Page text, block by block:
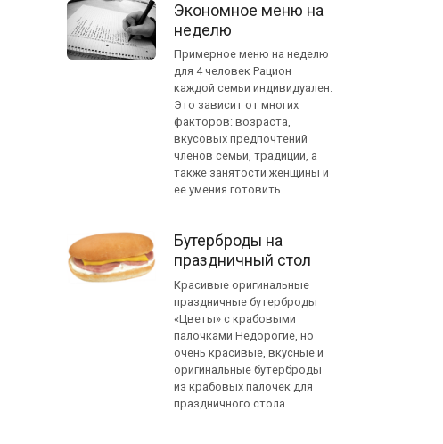
Экономное меню на
неделю
Примерное меню на неделю
для 4 человек Рацион
каждой семьи индивидуален.
Это зависит от многих
факторов: возраста,
вкусовых предпочтений
членов семьи, традиций, а
также занятости женщины и
ее умения готовить.
Бутерброды на
праздничный стол
Красивые оригинальные
праздничные бутерброды
«Цветы» с крабовыми
палочками Недорогие, но
очень красивые, вкусные и
оригинальные бутерброды
из крабовых палочек для
праздничного стола.